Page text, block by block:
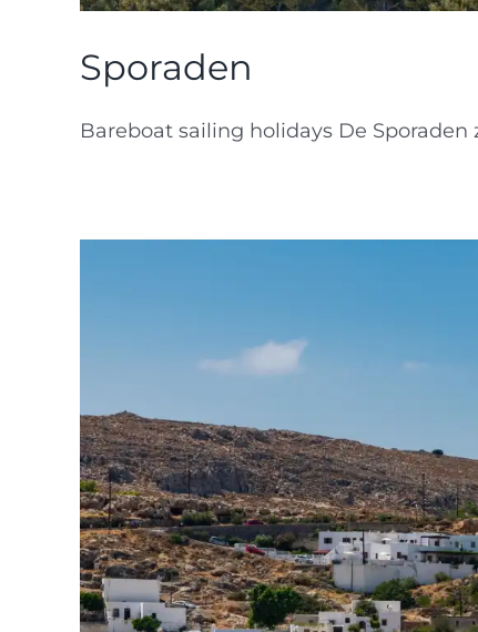
Sporaden
Bareboat sailing holidays De Sporaden